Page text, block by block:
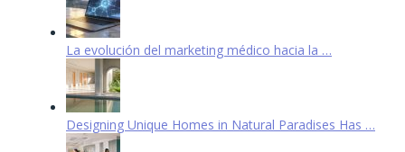
La evolución del marketing médico hacia la …
Designing Unique Homes in Natural Paradises Has …